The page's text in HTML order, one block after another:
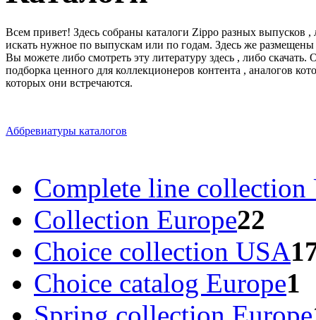
Всем привет! Здесь собраны каталоги Zippo разных выпусков
искать нужное по выпускам или по годам. Здесь же
Вы можете либо смотреть эту литературу здесь , либо
подборка ценного для коллекционеров контента , аналогов
которых они встречаются.
Аббревиатуры каталогов
Complete line collection
Collection Europe22
Choice collection USA
Choice catalog Europe1